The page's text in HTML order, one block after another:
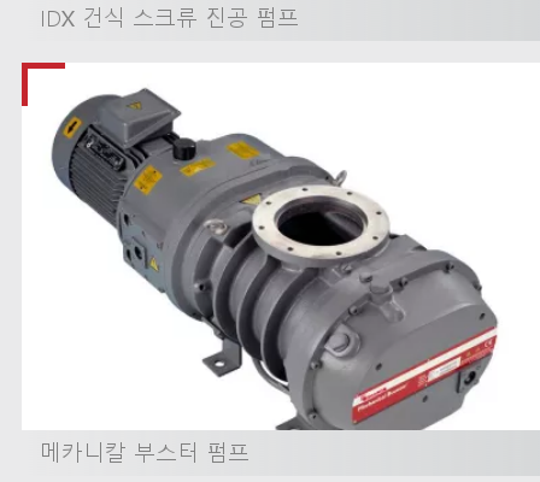
IDX 건식 스크류 진공 펌프
메카니칼 부스터 펌프